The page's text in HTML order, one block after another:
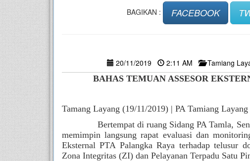
BAGIKAN : FACEBOOK
20/11/2019 2:11 AM Tamiang
BAHAS TEMUAN ASSESOR
Tamang Layang (19/11/2019) | PA Tamiang Layang
Bertempat di ruang Sidang PA Tamla, Senin
memimpin langsung rapat evaluasi dan
Eksternal PTA Palangka Raya terhadap telusur
Zona Integritas (ZI) dan Pelayanan Terpadu Satu